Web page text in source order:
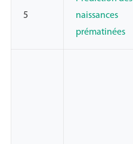
5
naissances
prématinées